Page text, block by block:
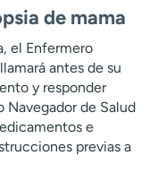
de mama
el Enfermero
antes de su
y responder
Navegador de Salud
e
previas a